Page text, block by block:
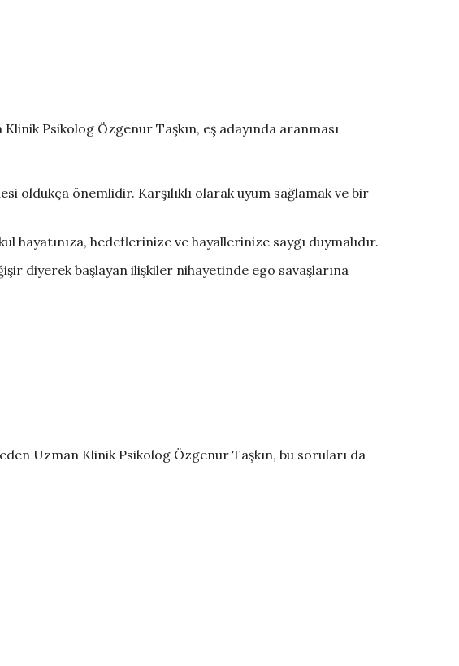
Psikolog Özgenur Taşkın, eş adayında aranması
oldukça önemlidir. Karşılıklı olarak uyum sağlamak ve bir
hayatınıza, hedeflerinize ve hayallerinize saygı duymalıdır.
diyerek başlayan ilişkiler nihayetinde ego savaşlarına
Uzman Klinik Psikolog Özgenur Taşkın, bu soruları da